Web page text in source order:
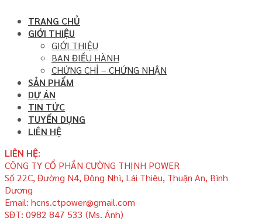
TRANG CHỦ
GIỚI THIỆU
GIỚI THIỆU
BAN ĐIỀU HÀNH
CHỨNG CHỈ – CHỨNG NHẬN
SẢN PHẨM
DỰ ÁN
TIN TỨC
TUYỂN DỤNG
LIÊN HỆ
LIÊN HỆ:
CÔNG TY CỔ PHẦN CƯỜNG THỊNH POWER
Số 22C, Đường N4, Đông Nhì, Lái Thiêu, Thuận An, Bình
Dương
Email: hcns.ctpower@gmail.com
SĐT: 0982 847 533 (Ms. Ánh)